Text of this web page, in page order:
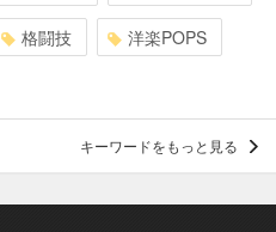
格闘技 洋楽POPS
キーワードをもっと見る